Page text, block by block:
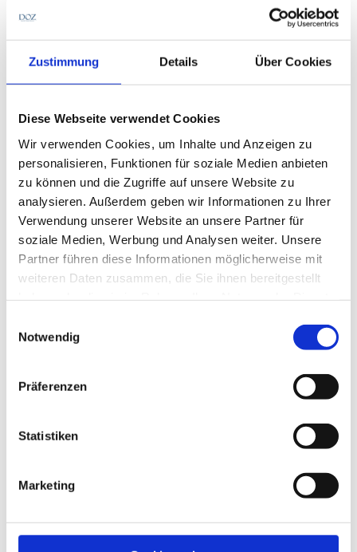
Zustimmung Details Über Cookies
Diese Webseite verwendet Cookies
Wir verwenden Cookies, um Inhalte und Anzeigen zu
personalisieren, Funktionen für soziale Medien anbieten
zu können und die Zugriffe auf unsere Website zu
analysieren. Außerdem geben wir Informationen zu Ihrer
Verwendung unserer Website an unsere Partner für
soziale Medien, Werbung und Analysen weiter. Unsere
Partner führen diese Informationen möglicherweise mit
weiteren Daten zusammen, die Sie ihnen bereitgestellt
Notwendig
Präferenzen
Statistiken
Marketing
Im Anschluss an die kompakten Präsentationen
After-
ausreichend Zeit für den persönlichen Austausch,
Networking sowie das Entdecken aktueller Eyewear-
das Unternehmen weiter.
Interessierte Augenoptikerinnen und Augenoptiker
wenden sich zur Anmeldung bitte an ihren
EssilorLuxottica Außendienst.
Geschrieben von